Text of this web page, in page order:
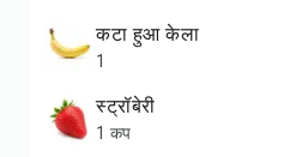
कटा हुआ केला
1
स्ट्रॉबेरी
1 कप